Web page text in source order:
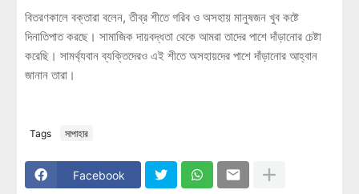
বিতরণকালে বক্তারা বলেন, তীব্র শীতে গরিব ও অসহায় মানুষজন খুব কষ্টে
দিনাতিপাত করছে। সামাজিক দায়বদ্ধতা থেকে আমরা তাদের পাশে দাঁড়ানোর চেষ্টা
করেছি। সামর্থ্যবান ব্যক্তিদেরও এই শীতে অসহায়দের পাশে দাঁড়ানোর আহ্বান
জানান তারা।
Tags সাপাহার
Facebook